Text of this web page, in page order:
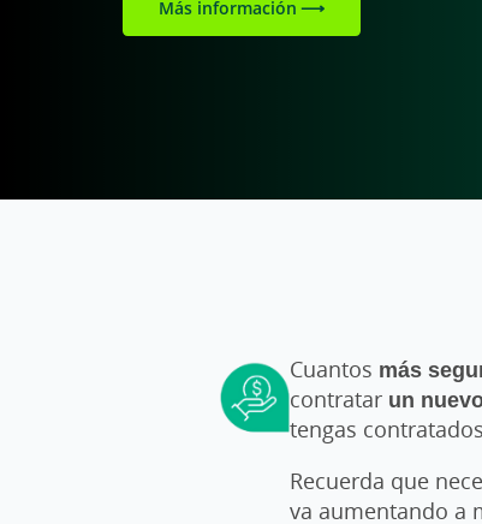
Más información
Cuantos más
contratar un
tengas
Recuerda que
va aumentando a